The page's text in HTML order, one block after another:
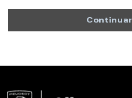
Continuar